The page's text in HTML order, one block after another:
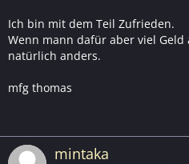
Ich bin mit dem Teil Zufrieden.
Wenn mann dafür aber viel Geld
natürlich anders.
mfg thomas
mintaka